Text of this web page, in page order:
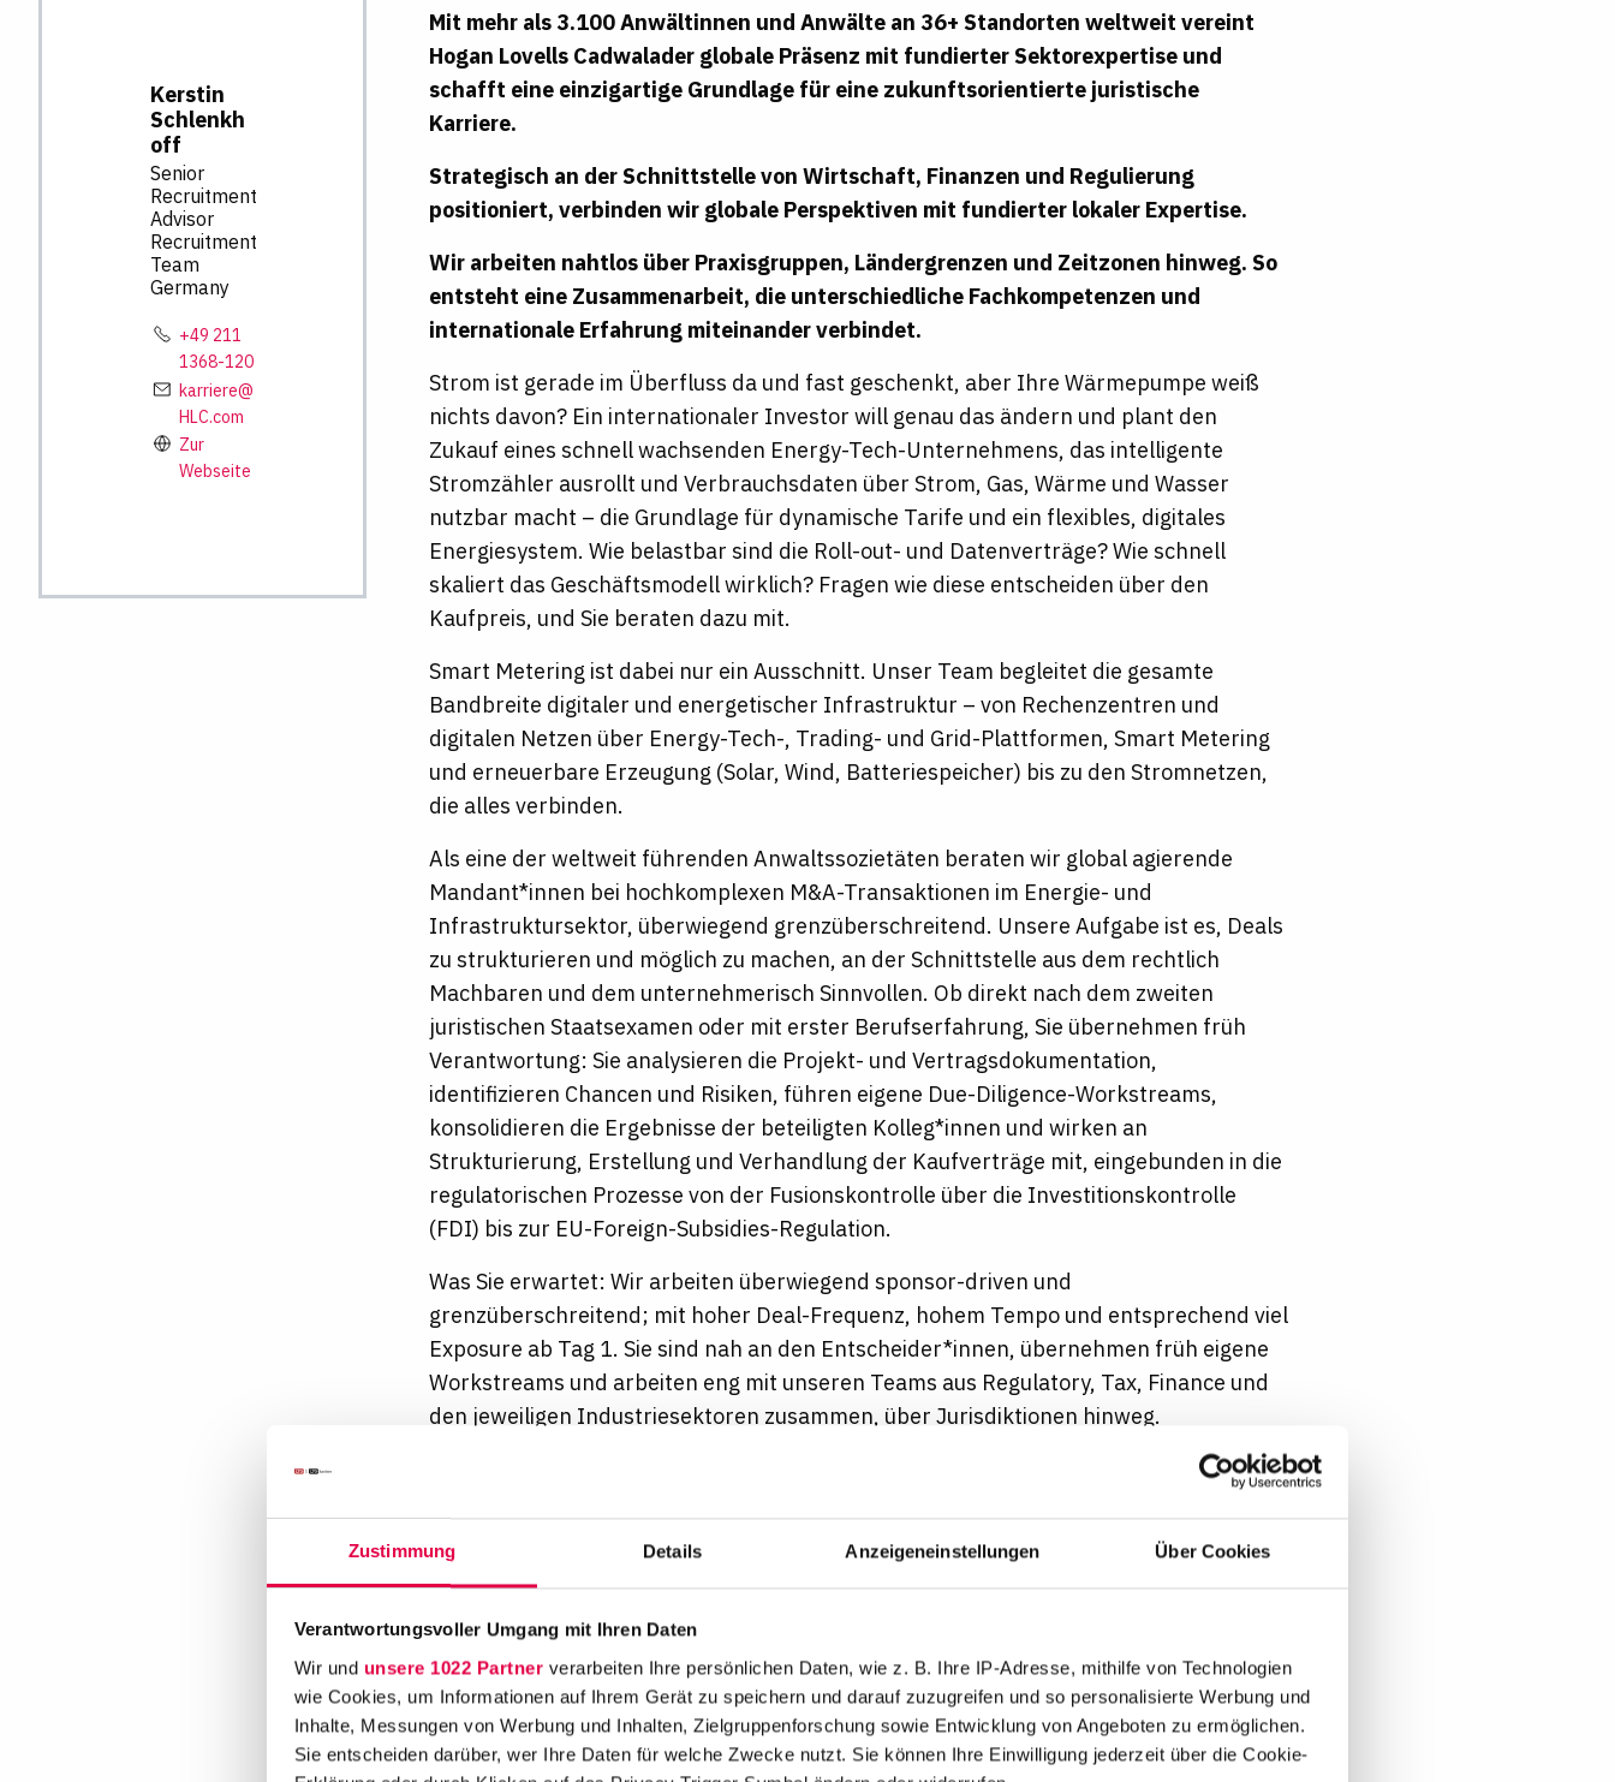
Zustimmung Details Anzeigeneinstellungen Über Cookies
Verantwortungsvoller Umgang mit Ihren Daten
Wir und unsere 1022 Partner verarbeiten Ihre persönlichen Daten, wie z. B. Ihre IP-Adresse, mithilfe von Technologien
wie Cookies, um Informationen auf Ihrem Gerät zu speichern und darauf zuzugreifen und so personalisierte Werbung und
Inhalte, Messungen von Werbung und Inhalten, Zielgruppenforschung sowie Entwicklung von Angeboten zu ermöglichen.
Sie entscheiden darüber, wer Ihre Daten für welche Zwecke nutzt. Sie können Ihre Einwilligung jederzeit über die Cookie-
Kerstin
Schlenkh
off
Senior
Recruitment
Advisor
Recruitment
Team
Germany
+49 211
1368-120
karriere@
HLC.com
Zur
Webseite
Mit mehr als 3.100 Anwältinnen und Anwälte an 36+ Standorten weltweit vereint
Hogan Lovells Cadwalader globale Präsenz mit fundierter Sektorexpertise und
schafft eine einzigartige Grundlage für eine zukunftsorientierte juristische
Karriere.
Strategisch an der Schnittstelle von Wirtschaft, Finanzen und Regulierung
positioniert, verbinden wir globale Perspektiven mit fundierter lokaler Expertise.
Wir arbeiten nahtlos über Praxisgruppen, Ländergrenzen und Zeitzonen hinweg. So
entsteht eine Zusammenarbeit, die unterschiedliche Fachkompetenzen und
internationale Erfahrung miteinander verbindet.
Strom ist gerade im Überfluss da und fast geschenkt, aber Ihre Wärmepumpe weiß
nichts davon? Ein internationaler Investor will genau das ändern und plant den
Zukauf eines schnell wachsenden Energy-Tech-Unternehmens, das intelligente
Stromzähler ausrollt und Verbrauchsdaten über Strom, Gas, Wärme und Wasser
nutzbar macht – die Grundlage für dynamische Tarife und ein flexibles, digitales
Energiesystem. Wie belastbar sind die Roll-out- und Datenverträge? Wie schnell
skaliert das Geschäftsmodell wirklich? Fragen wie diese entscheiden über den
Kaufpreis, und Sie beraten dazu mit.
Smart Metering ist dabei nur ein Ausschnitt. Unser Team begleitet die gesamte
Bandbreite digitaler und energetischer Infrastruktur – von Rechenzentren und
digitalen Netzen über Energy-Tech-, Trading- und Grid-Plattformen, Smart Metering
und erneuerbare Erzeugung (Solar, Wind, Batteriespeicher) bis zu den Stromnetzen,
die alles verbinden.
Als eine der weltweit führenden Anwaltssozietäten beraten wir global agierende
Mandant*innen bei hochkomplexen M&A-Transaktionen im Energie- und
Infrastruktursektor, überwiegend grenzüberschreitend. Unsere Aufgabe ist es, Deals
zu strukturieren und möglich zu machen, an der Schnittstelle aus dem rechtlich
Machbaren und dem unternehmerisch Sinnvollen. Ob direkt nach dem zweiten
juristischen Staatsexamen oder mit erster Berufserfahrung, Sie übernehmen früh
Verantwortung: Sie analysieren die Projekt- und Vertragsdokumentation,
identifizieren Chancen und Risiken, führen eigene Due-Diligence-Workstreams,
konsolidieren die Ergebnisse der beteiligten Kolleg*innen und wirken an
Strukturierung, Erstellung und Verhandlung der Kaufverträge mit, eingebunden in die
regulatorischen Prozesse von der Fusionskontrolle über die Investitionskontrolle
(FDI) bis zur EU-Foreign-Subsidies-Regulation.
Was Sie erwartet: Wir arbeiten überwiegend sponsor-driven und
grenzüberschreitend; mit hoher Deal-Frequenz, hohem Tempo und entsprechend viel
Exposure ab Tag 1. Sie sind nah an den Entscheider*innen, übernehmen früh eigene
Workstreams und arbeiten eng mit unseren Teams aus Regulatory, Tax, Finance und
den jeweiligen Industriesektoren zusammen, über Jurisdiktionen hinweg.
. Hören Sie
Wir bieten Ihnen:
Individuelle Weiterbildung im Rahmen von
Flache Hierarchien sowie wertschätzende und unternehmerische
Arbeitsatmosphäre
Aktive Einbindung in die globalen Industriesektoren